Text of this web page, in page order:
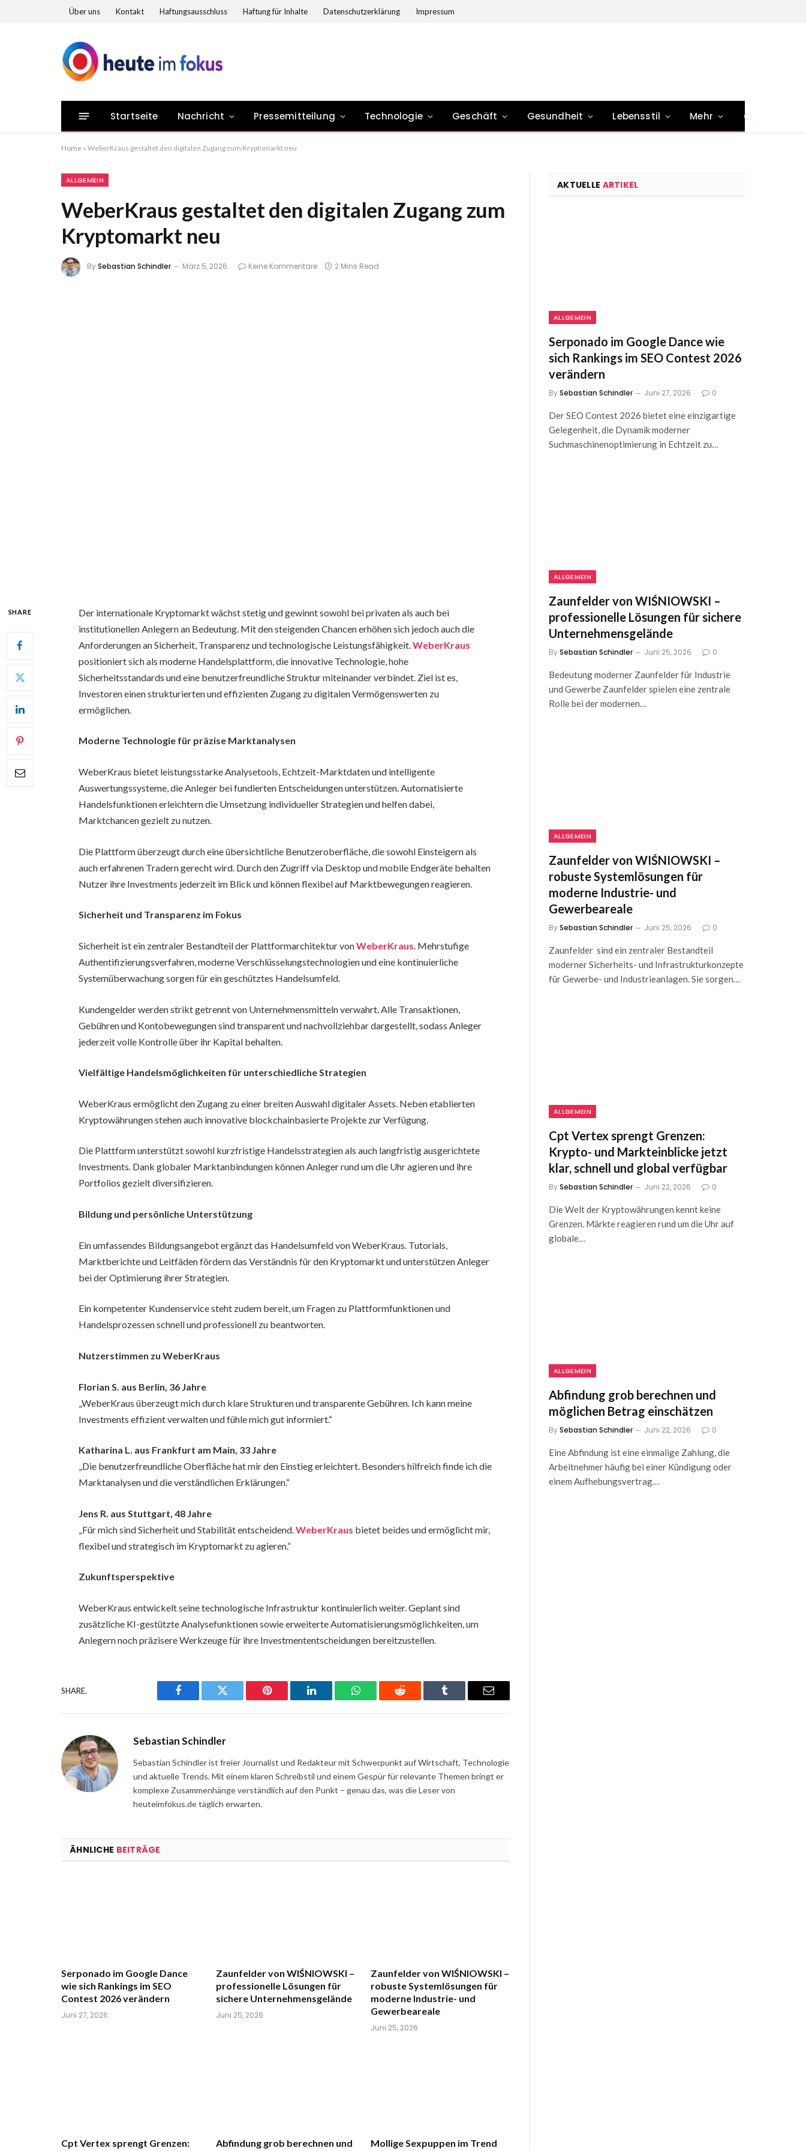
Über uns Kontakt Haftungsausschluss Haftung für Inhalte Datenschutzerklärung Impressum
Startseite Nachricht Pressemitteilung Technologie Geschäft Gesundheit Lebensstil Mehr
Home » WeberKraus gestaltet den digitalen Zugang zum Kryptomarkt neu
ALLGEMEIN
WeberKraus gestaltet den digitalen Zugang zum
Kryptomarkt neu
BySebastian Schindler März 5, 2026 Keine Kommentare 2 Mins Read
SHARE
Der internationale Kryptomarkt wächst stetig und gewinnt sowohl bei privaten als auch bei
institutionellen Anlegern an Bedeutung. Mit den steigenden Chancen erhöhen sich jedoch auch die
Anforderungen an Sicherheit, Transparenz und technologische Leistungsfähigkeit.WeberKraus
positioniert sich als moderne Handelsplattform, die innovative Technologie, hohe
Sicherheitsstandards und eine benutzerfreundliche Struktur miteinander verbindet. Ziel ist es,
Investoren einen strukturierten und effizienten Zugang zu digitalen Vermögenswerten zu
ermöglichen.
Moderne Technologie für präzise Marktanalysen
WeberKraus bietet leistungsstarke Analysetools, Echtzeit-Marktdaten und intelligente
Auswertungssysteme, die Anleger bei fundierten Entscheidungen unterstützen. Automatisierte
Handelsfunktionen erleichtern die Umsetzung individueller Strategien und helfen dabei,
Marktchancen gezielt zu nutzen.
Die Plattform überzeugt durch eine übersichtliche Benutzeroberfläche, die sowohl Einsteigern als
auch erfahrenen Tradern gerecht wird. Durch den Zugriff via Desktop und mobile Endgeräte behalten
Nutzer ihre Investments jederzeit im Blick und können flexibel auf Marktbewegungen reagieren.
Sicherheit und Transparenz im Fokus
Sicherheit ist ein zentraler Bestandteil der Plattformarchitektur vonWeberKraus. Mehrstufige
Authentifizierungsverfahren, moderne Verschlüsselungstechnologien und eine kontinuierliche
Systemüberwachung sorgen für ein geschütztes Handelsumfeld.
Kundengelder werden strikt getrennt von Unternehmensmitteln verwahrt. Alle Transaktionen,
Gebühren und Kontobewegungen sind transparent und nachvollziehbar dargestellt, sodass Anleger
jederzeit volle Kontrolle über ihr Kapital behalten.
Vielfältige Handelsmöglichkeiten für unterschiedliche Strategien
WeberKraus ermöglicht den Zugang zu einer breiten Auswahl digitaler Assets. Neben etablierten
Kryptowährungen stehen auch innovative blockchainbasierte Projekte zur Verfügung.
Die Plattform unterstützt sowohl kurzfristige Handelsstrategien als auch langfristig ausgerichtete
Investments. Dank globaler Marktanbindungen können Anleger rund um die Uhr agieren und ihre
Portfolios gezielt diversifizieren.
Bildung und persönliche Unterstützung
Ein umfassendes Bildungsangebot ergänzt das Handelsumfeld von WeberKraus. Tutorials,
Marktberichte und Leitfäden fördern das Verständnis für den Kryptomarkt und unterstützen Anleger
bei der Optimierung ihrer Strategien.
Ein kompetenter Kundenservice steht zudem bereit, um Fragen zu Plattformfunktionen und
Handelsprozessen schnell und professionell zu beantworten.
Nutzerstimmen zu WeberKraus
Florian S. aus Berlin, 36 Jahre
„WeberKraus überzeugt mich durch klare Strukturen und transparente Gebühren. Ich kann meine
Investments effizient verwalten und fühle mich gut informiert.“
Katharina L. aus Frankfurt am Main, 33 Jahre
„Die benutzerfreundliche Oberfläche hat mir den Einstieg erleichtert. Besonders hilfreich finde ich die
Marktanalysen und die verständlichen Erklärungen.“
Jens R. aus Stuttgart, 48 Jahre
„Für mich sind Sicherheit und Stabilität entscheidend.WeberKraus bietet beides und ermöglicht mir,
flexibel und strategisch im Kryptomarkt zu agieren.“
Zukunftsperspektive
WeberKraus entwickelt seine technologische Infrastruktur kontinuierlich weiter. Geplant sind
zusätzliche KI-gestützte Analysefunktionen sowie erweiterte Automatisierungsmöglichkeiten, um
Anlegern noch präzisere Werkzeuge für ihre Investmententscheidungen bereitzustellen.
SHARE.
Facebook Twitter Pinterest LinkedIn WhatsAppReddit Tumblr Email
Sebastian Schindler
Sebastian Schindler ist freier Journalist und Redakteur mit Schwerpunkt auf Wirtschaft, Technologie
und aktuelle Trends. Mit einem klaren Schreibstil und einem Gespür für relevante Themen bringt er
komplexe Zusammenhänge verständlich auf den Punkt – genau das, was die Leser von
heuteimfokus.de täglich erwarten.
ÄHNLICHE BEITRÄGE
Serponado im Google Dance
wie sich Rankings im SEO
Contest 2026 verändern
Juni 27, 2026
Zaunfelder von WIŚNIOWSKI –
professionelle Lösungen für
sichere Unternehmensgelände
Juni 25, 2026
Zaunfelder von WIŚNIOWSKI –
robuste Systemlösungen für
moderne Industrie- und
Gewerbeareale
Juni 25, 2026
Cpt Vertex sprengt Grenzen:
Abfindung grob berechnen und
Mollige Sexpuppen im Trend
AKTUELLE ARTIKEL
ALLGEMEIN
Serponado im Google Dance wie
sich Rankings im SEO Contest 2026
verändern
BySebastian Schindler Juni 27, 2026 0
Der SEO Contest 2026 bietet eine einzigartige
Gelegenheit, die Dynamik moderner
Suchmaschinenoptimierung in Echtzeit zu…
ALLGEMEIN
Zaunfelder von WIŚNIOWSKI –
professionelle Lösungen für sichere
Unternehmensgelände
BySebastian Schindler Juni 25, 2026 0
Bedeutung moderner Zaunfelder für Industrie
und Gewerbe Zaunfelder spielen eine zentrale
Rolle bei der modernen…
ALLGEMEIN
Zaunfelder von WIŚNIOWSKI –
robuste Systemlösungen für
moderne Industrie- und
Gewerbeareale
BySebastian Schindler Juni 25, 2026 0
Zaunfelder sind ein zentraler Bestandteil
moderner Sicherheits- und Infrastrukturkonzepte
für Gewerbe- und Industrieanlagen. Sie sorgen…
ALLGEMEIN
Cpt Vertex sprengt Grenzen:
Krypto- und Markteinblicke jetzt
klar, schnell und global verfügbar
BySebastian Schindler Juni 22, 2026 0
Die Welt der Kryptowährungen kennt keine
Grenzen. Märkte reagieren rund um die Uhr auf
globale…
ALLGEMEIN
Abfindung grob berechnen und
möglichen Betrag einschätzen
BySebastian Schindler Juni 22, 2026 0
Eine Abfindung ist eine einmalige Zahlung, die
Arbeitnehmer häufig bei einer Kündigung oder
einem Aufhebungsvertrag…